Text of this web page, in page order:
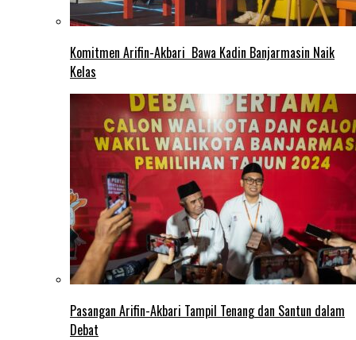
Komitmen Arifin-Akbari Bawa Kadin Banjarmasin Naik
Kelas
Pasangan Arifin-Akbari Tampil Tenang dan Santun dalam
Debat